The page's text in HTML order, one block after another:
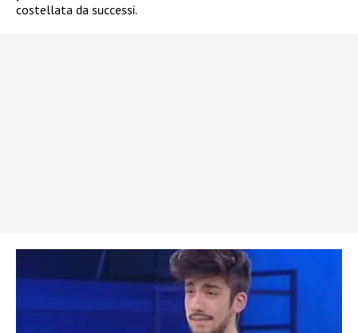
costellata da successi.